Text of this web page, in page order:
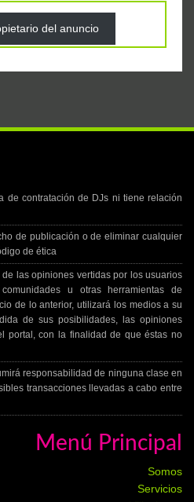
del anuncio
de contratación de DJs ni tiene relación
de publicación o de eliminar cualquier
de ética
las opiniones vertidas por los usuarios
u otras herramientas de
de lo anterior, utilizará los medios a su
de sus posibilidades, las opiniones
portal, con la finalidad de que éstas no
responsabilidad de ninguna clase en
transacciones llevadas a cabo entre
Menú Principal
Somos
Servicios